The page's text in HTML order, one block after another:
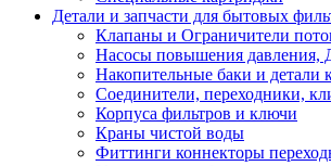
Детали и запчасти для бытовых
Клапаны и Ограничители
Насосы повышения давления,
Накопительные баки и детали
Соединители, переходники,
Корпуса фильтров и ключи
Краны чистой воды
Фиттинги коннекторы